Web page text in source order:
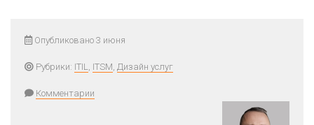
Опубликовано 3 июня
Рубрики: ITIL, ITSM, Дизайн услуг
Комментарии